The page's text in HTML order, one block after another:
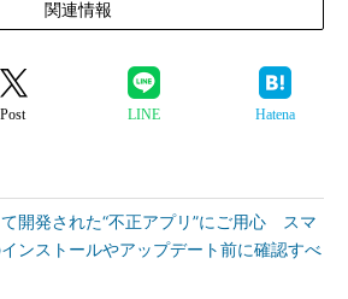
関連情報
Post LINE Hatena
開発された“不正アプリ”にご用心 スマ
ンストールやアップデート前に確認すべ